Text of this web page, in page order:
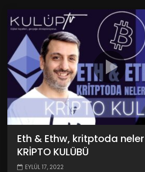
Eth & Ethw, kritptoda
KRİPTO KULÜBÜ
EYLÜL 17, 2022